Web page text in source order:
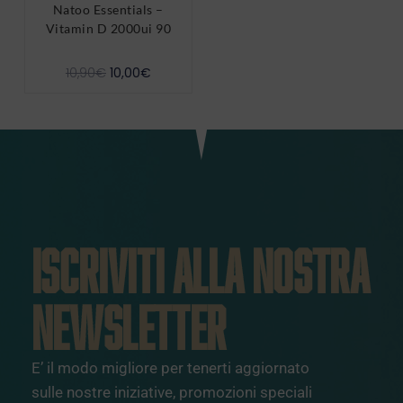
Natoo Essentials –
Vitamin D 2000ui 90
10,90€ 10,00€
ISCRIVITI ALLA NOSTRA
NEWSLETTER
E’ il modo migliore per tenerti aggiornato
sulle nostre iniziative, promozioni speciali